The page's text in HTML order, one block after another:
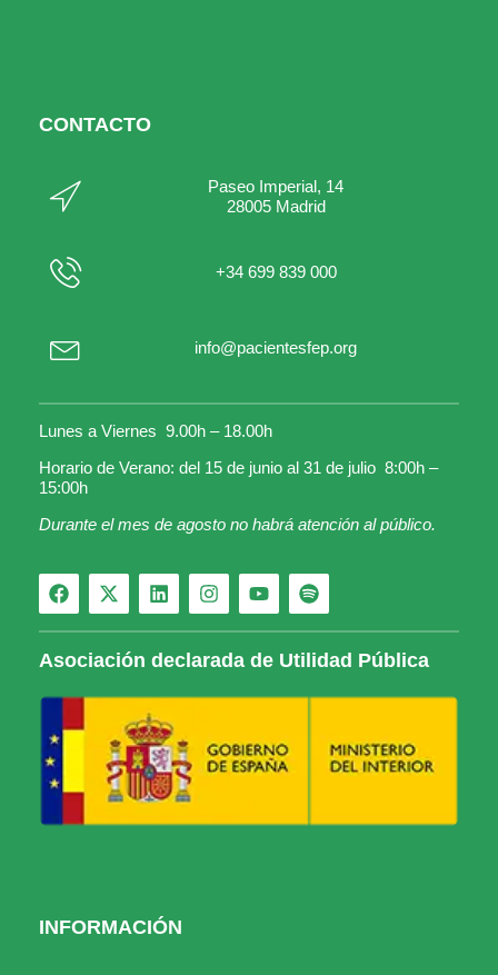
CONTACTO
Paseo Imperial, 14
28005 Madrid
+34 699 839 000
info@pacientesfep.org
Lunes a Viernes 9.00h – 18.00h
Horario de Verano: del 15 de junio al 31 de julio 8:00h –
15:00h
Durante el mes de agosto no habrá atención al público.
Asociación declarada de Utilidad Pública
INFORMACIÓN